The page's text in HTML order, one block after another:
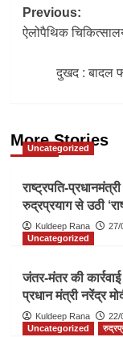
Post
Previous:
ऐलोपैथिक
दुखद : बादल
More Stories
Uncategorized
राष्ट्रपति-
रुद्रप्रयाग से उठी
Kuldeep Rana
27/
Uncategorized
जंतर-मंतर की
प्रधान मंत्री नरेंद्र
Kuldeep Rana
22/
Uncategorized